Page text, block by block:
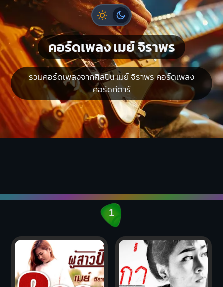
คอร์ดเพลง เมย์ จิราพร
รวมคอร์ดเพลงจากศิลปิน เมย์ จิราพร คอร์ดเพลง
คอร์ดกีตาร์
1